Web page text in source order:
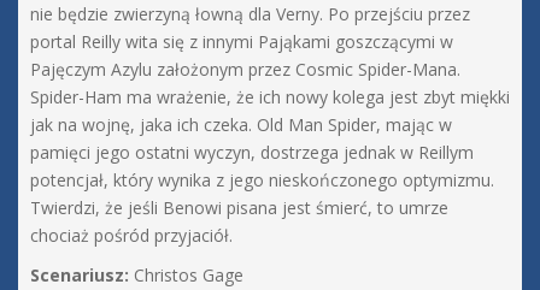
nie będzie zwierzyną łowną dla Verny. Po przejściu przez
portal Reilly wita się z innymi Pająkami goszczącymi w
Pajęczym Azylu założonym przez Cosmic Spider-Mana.
Spider-Ham ma wrażenie, że ich nowy kolega jest zbyt miękki
jak na wojnę, jaka ich czeka. Old Man Spider, mając w
pamięci jego ostatni wyczyn, dostrzega jednak w Reillym
potencjał, który wynika z jego nieskończonego optymizmu.
Twierdzi, że jeśli Benowi pisana jest śmierć, to umrze
chociaż pośród przyjaciół.
Scenariusz: Christos Gage